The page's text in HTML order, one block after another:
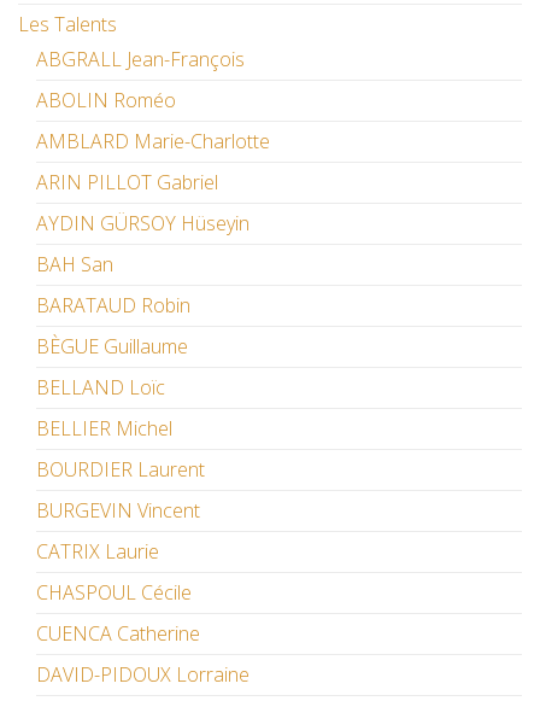
Les Talents
ABGRALL Jean-François
ABOLIN Roméo
AMBLARD Marie-Charlotte
ARIN PILLOT Gabriel
AYDIN GÜRSOY Hüseyin
BAH San
BARATAUD Robin
BÈGUE Guillaume
BELLAND Loïc
BELLIER Michel
BOURDIER Laurent
BURGEVIN Vincent
CATRIX Laurie
CHASPOUL Cécile
CUENCA Catherine
DAVID-PIDOUX Lorraine